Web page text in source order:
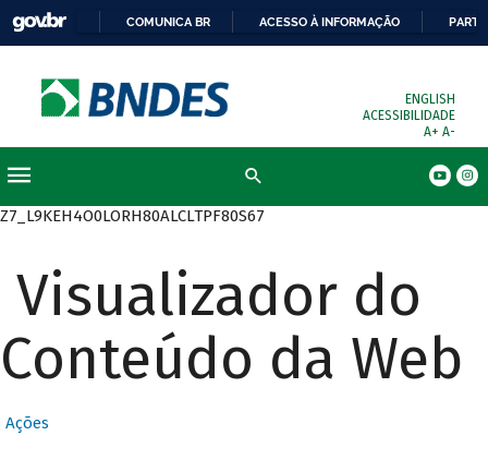
COMUNICA BR ACESSO À INFORMAÇÃO
ENGLISH
ACESSIBILIDADE
A+ A-
Z7_L9KEH4O0LORH80ALCLTPF80S67
Visualizador do
Conteúdo da Web
Ações